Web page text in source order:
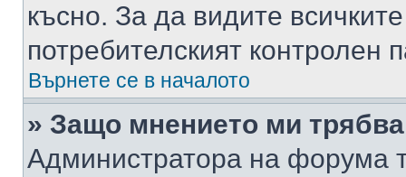
късно. За да видите
потребителският контролен
Върнете се в началото
» Защо мнението ми
Администратора на форума